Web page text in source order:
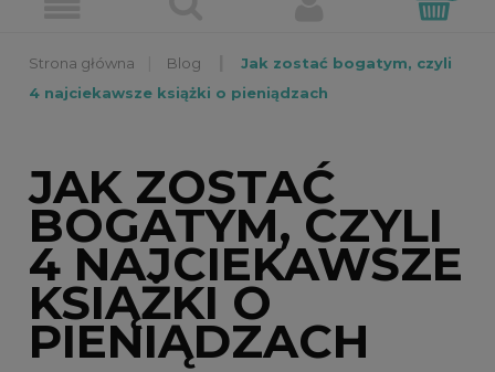
Blog
Jak zostać bogatym, czyli
4 najciekawsze książki o pieniądzach
JAK ZOSTAĆ
BOGATYM, CZYLI
4 NAJCIEKAWSZE
KSIĄŻKI O
PIENIĄDZACH